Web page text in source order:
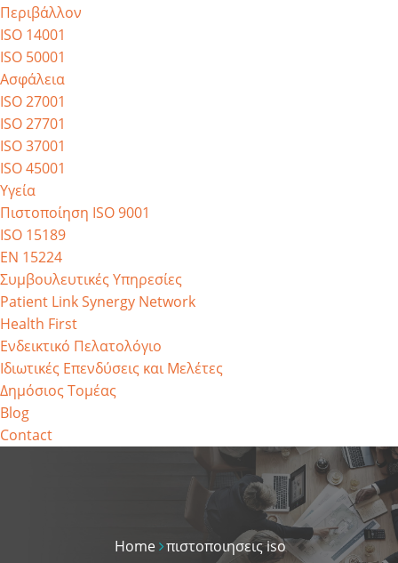
Περιβάλλον
ISO 14001
ISO 50001
Ασφάλεια
ISO 27001
ISO 27701
ISO 37001
ISO 45001
Υγεία
Πιστοποίηση ISO 9001
ISO 15189
EN 15224
Συμβουλευτικές Υπηρεσίες
Patient Link Synergy Network
Health First
Ενδεικτικό Πελατολόγιο
Ιδιωτικές Επενδύσεις και Μελέτες
Δημόσιος Τομέας
Blog
Contact
Home πιστοποιησεις iso